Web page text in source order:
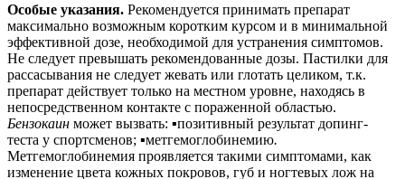
Особые указания. Рекомендуется принимать препарат
максимально возможным коротким курсом и в минимальной
эффективной дозе, необходимой для устранения симптомов.
Не следует превышать рекомендованные дозы. Пастилки для
рассасывания не следует жевать или глотать целиком, т.к.
препарат действует только на местном уровне, находясь в
непосредственном контакте с пораженной областью.
Бензокаин может вызвать: ▪позитивный результат допинг-
теста у спортсменов; ▪метгемоглобинемию.
Метгемоглобинемия проявляется такими симптомами, как
изменение цвета кожных покровов, губ и ногтевых лож на